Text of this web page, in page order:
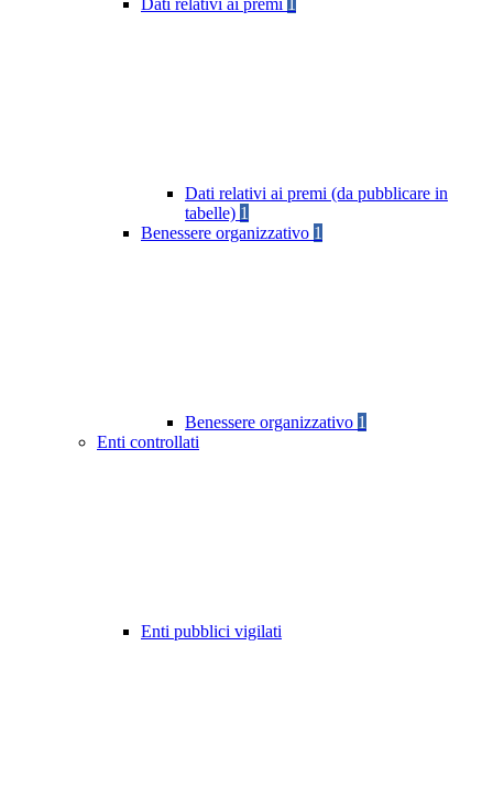
Dati relativi ai premi
Dati relativi ai premi (da pubblicare in
tabelle) 1
Benessere organizzativo 1
Benessere organizzativo 1
Enti controllati
Enti pubblici vigilati